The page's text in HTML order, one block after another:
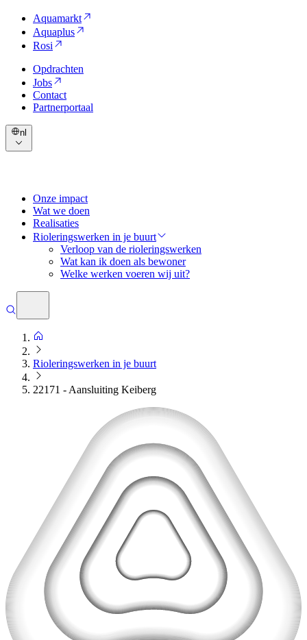
Aquamarkt
Aquaplus
Rosi
Opdrachten
Jobs
Contact
Partnerportaal
nl
Onze impact
Wat we doen
Realisaties
Rioleringswerken in je buurt
Verloop van de rioleringswerken
Wat kan ik doen als bewoner
Welke werken voeren wij uit?
Rioleringswerken in je buurt
22171 - Aansluiting Keiberg